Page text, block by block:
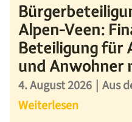
Alpen-Veen:
Beteiligung für
und Anwohner
4. August 2026 | Aus
Weiterlesen